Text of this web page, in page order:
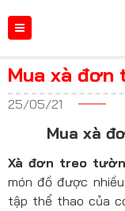
Mua xà đơn
25/05/21
Mua xà
Xà đơn treo
món đồ được
tập thể thao của